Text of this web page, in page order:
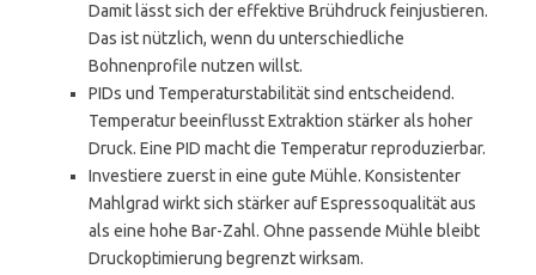
Damit lässt sich der effektive Brühdruck feinjustieren.
Das ist nützlich, wenn du unterschiedliche
Bohnenprofile nutzen willst.
PIDs und Temperaturstabilität sind entscheidend.
Temperatur beeinflusst Extraktion stärker als hoher
Druck. Eine PID macht die Temperatur reproduzierbar.
Investiere zuerst in eine gute Mühle. Konsistenter
Mahlgrad wirkt sich stärker auf Espressoqualität aus
als eine hohe Bar-Zahl. Ohne passende Mühle bleibt
Druckoptimierung begrenzt wirksam.